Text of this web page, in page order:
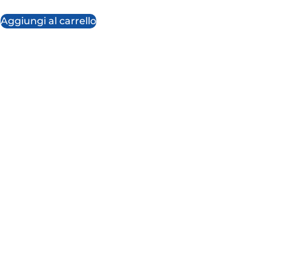
Aggiungi al carrello